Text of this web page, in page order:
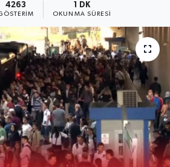
4263 1 DK
OKUNMA SÜRESI